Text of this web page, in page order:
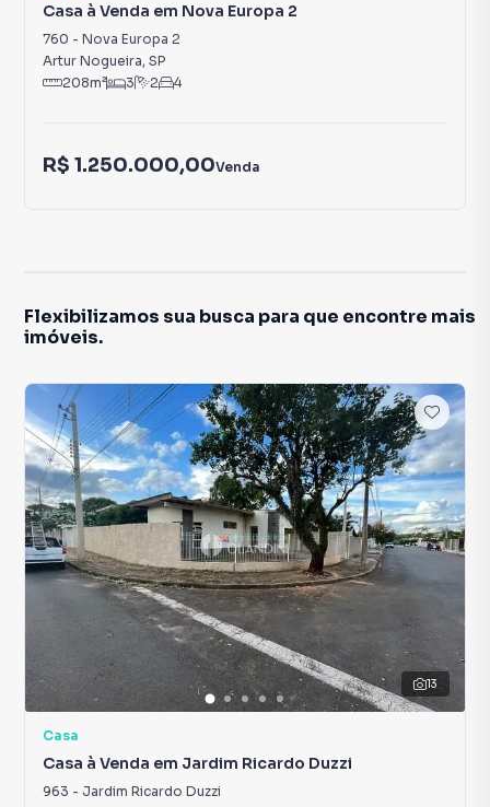
Casa à Venda em Nova Europa 2
760 - Nova Europa 2
Artur Nogueira, SP
208m² 3 2 4
R$ 1.250.000,00Venda
Flexibilizamos sua busca para que encontre mais
imóveis.
13
Casa
Casa à Venda em Jardim Ricardo Duzzi
963 - Jardim Ricardo Duzzi